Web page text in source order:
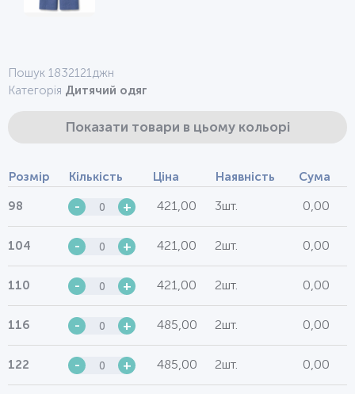
Пошук 1832121джн
Категорія Дитячий одяг
Показати товари в цьому кольорі
Розмір Кількість Ціна Наявність Сума
98 - + 421,00 3шт. 0,00
104 - + 421,00 2шт. 0,00
110 - + 421,00 2шт. 0,00
116 - + 485,00 2шт. 0,00
122 - + 485,00 2шт. 0,00